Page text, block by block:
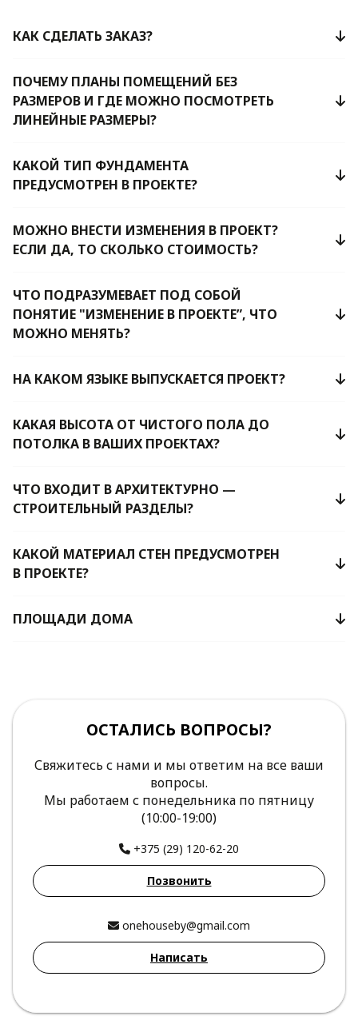
КАК СДЕЛАТЬ ЗАКАЗ?
ПОЧЕМУ ПЛАНЫ ПОМЕЩЕНИЙ БЕЗ
РАЗМЕРОВ И ГДЕ МОЖНО ПОСМОТРЕТЬ
ЛИНЕЙНЫЕ РАЗМЕРЫ?
КАКОЙ ТИП ФУНДАМЕНТА
ПРЕДУСМОТРЕН В ПРОЕКТЕ?
МОЖНО ВНЕСТИ ИЗМЕНЕНИЯ В ПРОЕКТ?
ЕСЛИ ДА, ТО СКОЛЬКО СТОИМОСТЬ?
ЧТО ПОДРАЗУМЕВАЕТ ПОД СОБОЙ
ПОНЯТИЕ "ИЗМЕНЕНИЕ В ПРОЕКТЕ”, ЧТО
МОЖНО МЕНЯТЬ?
НА КАКОМ ЯЗЫКЕ ВЫПУСКАЕТСЯ ПРОЕКТ?
КАКАЯ ВЫСОТА ОТ ЧИСТОГО ПОЛА ДО
ПОТОЛКА В ВАШИХ ПРОЕКТАХ?
ЧТО ВХОДИТ В АРХИТЕКТУРНО —
СТРОИТЕЛЬНЫЙ РАЗДЕЛЫ?
КАКОЙ МАТЕРИАЛ СТЕН ПРЕДУСМОТРЕН
В ПРОЕКТЕ?
ПЛОЩАДИ ДОМА
ОСТАЛИСЬ ВОПРОСЫ?
Свяжитесь с нами и мы ответим на все ваши
вопросы.
Мы работаем с понедельника по пятницу
(10:00-19:00)
+375 (29) 120-62-20
Позвонить
onehouseby@gmail.com
Написать